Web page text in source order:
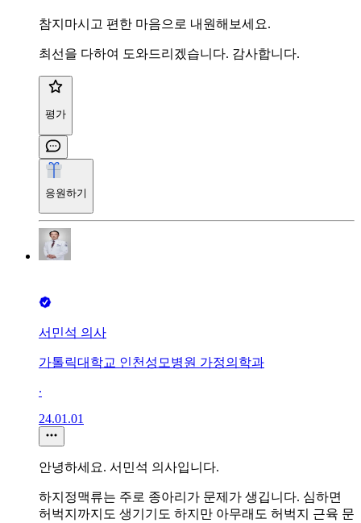
참지마시고 편한 마음으로 내원해보세요.
최선을 다하여 도와드리겠습니다. 감사합니다.
평가
응원하기
서민석 의사
가톨릭대학교 인천성모병원 가정의학과
∙
24.01.01
안녕하세요. 서민석 의사입니다.
하지정맥류는 주로 종아리가 문제가 생깁니다. 심하면
허벅지까지도 생기기도 하지만 아무래도 허벅지 근육 문